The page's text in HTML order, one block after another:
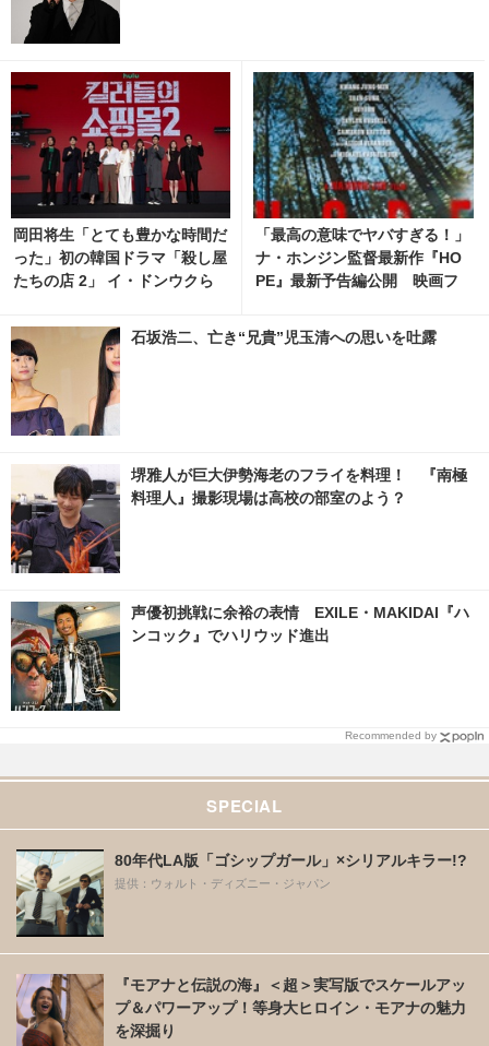
岡田将生「とても豊かな時間だ
った」初の韓国ドラマ「殺し屋
たちの店 2」 イ・ドンウクら
真・画像 | cinemacafe.net
「最高の意味でヤバすぎる！」
ナ・ホンジン監督最新作『HO
PE』最新予告編公開 映画フ
石坂浩二、亡き“兄貴”児玉清への思いを吐露
堺雅人が巨大伊勢海老のフライを料理！ 『南極
料理人』撮影現場は高校の部室のよう？
声優初挑戦に余裕の表情 EXILE・MAKIDAI『ハ
ンコック』でハリウッド進出
Recommended by
SPECIAL
80年代LA版「ゴシップガール」×シリアルキラー!?
提供：ウォルト・ディズニー・ジャパン
『モアナと伝説の海』＜超＞実写版でスケールアッ
プ＆パワーアップ！等身大ヒロイン・モアナの魅力
を深掘り